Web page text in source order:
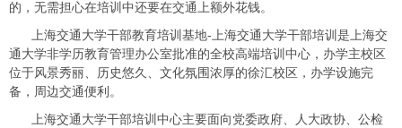
的，无需担心在培训中还要在交通上额外花钱。
上海交通大学干部教育培训基地-上海交通大学干部培训是上海交
通大学非学历教育管理办公室批准的全校高端培训中心，办学主校区
位于风景秀丽、历史悠久、文化氛围浓厚的徐汇校区，办学设施完
备，周边交通便利。
上海交通大学干部培训中心主要面向党委政府、人大政协、公检